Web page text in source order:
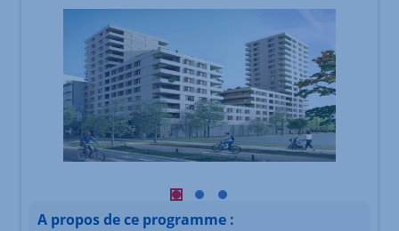
Visuel principal mobile Afficher
Visuel principal mobile Afficher
Visuel principal mobile
A propos de ce programme :